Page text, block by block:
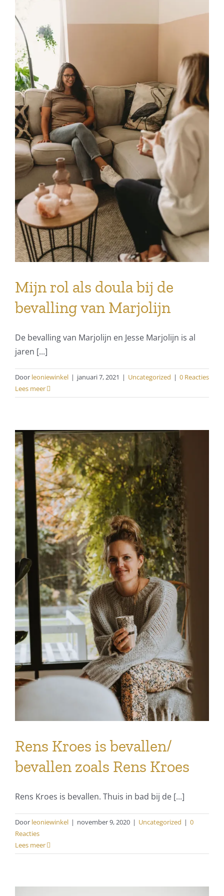
Mijn rol als doula bij de
bevalling van Marjolijn
De bevalling van Marjolijn en Jesse Marjolijn is al
jaren [...]
Door leoniewinkel | januari 7, 2021 | Uncategorized | 0 Reacties
Lees meer
Rens Kroes is bevallen/
bevallen zoals Rens Kroes
Rens Kroes is bevallen. Thuis in bad bij de [...]
Door leoniewinkel | november 9, 2020 | Uncategorized | 0
Reacties
Lees meer